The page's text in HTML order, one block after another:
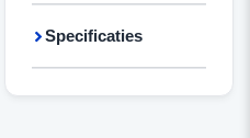
Specificaties